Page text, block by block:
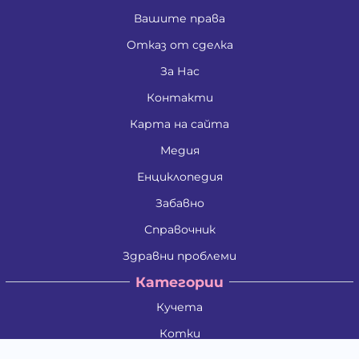
Вашите права
Отказ от сделка
За Нас
Контакти
Карта на сайта
Медия
Енциклопедия
Забавно
Справочник
Здравни проблеми
Категории
Кучета
Котки